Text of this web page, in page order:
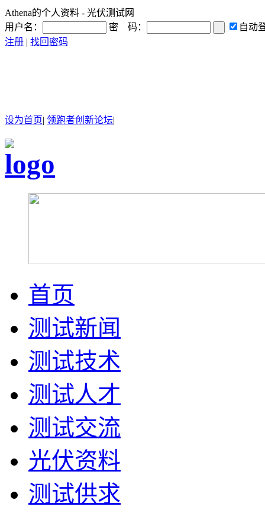
Athena的个人资料 - 光伏测试网
用户名：
密 码：
自动
注册 | 找回密码
设为首页| 领跑者创新论坛|
首页
测试新闻
测试技术
测试人才
测试交流
光伏资料
测试供求